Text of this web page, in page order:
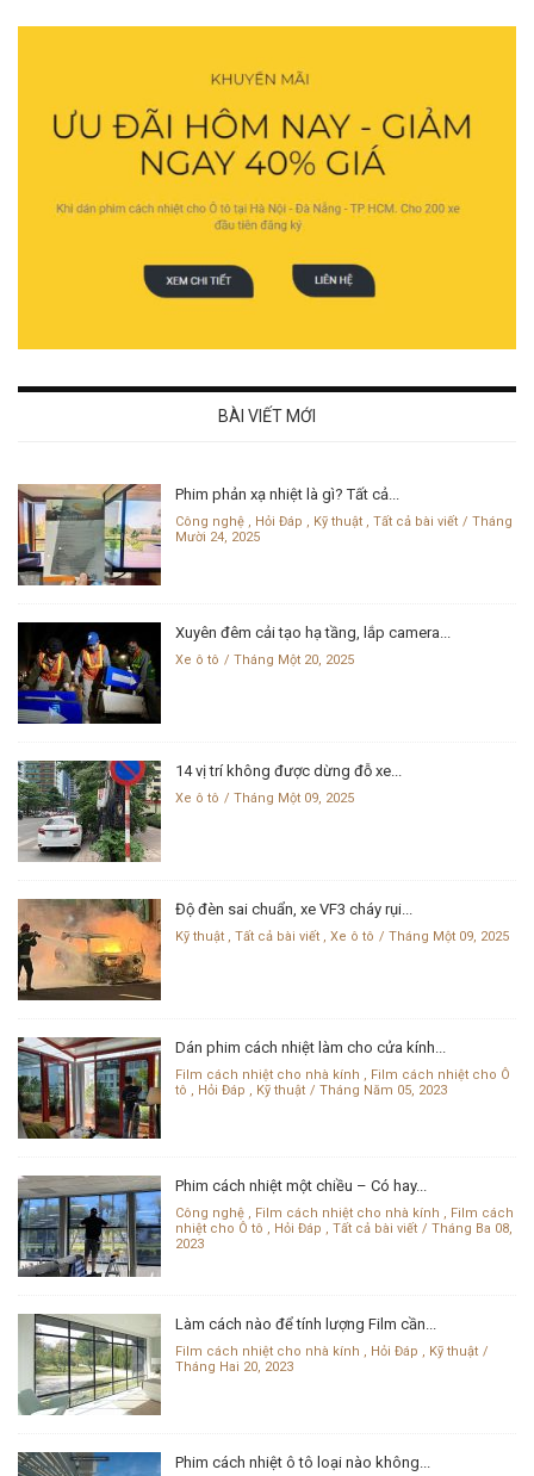
BÀI VIẾT MỚI
Phim phản xạ nhiệt là gì? Tất cả...
Công nghệ Hỏi Đáp Kỹ thuật Tất cả bài viết
Tháng
Mười 24, 2025
Xuyên đêm cải tạo hạ tầng, lắp camera...
Xe ô tô Tháng Một 20, 2025
14 vị trí không được dừng đỗ xe...
Xe ô tô Tháng Một 09, 2025
Độ đèn sai chuẩn, xe VF3 cháy rụi...
Kỹ thuật Tất cả bài viết Xe ô tô Tháng Một 09, 2025
Dán phim cách nhiệt làm cho cửa kính...
Film cách nhiệt cho nhà kính
Film cách nhiệt cho Ô
tô
Hỏi Đáp Kỹ thuật Tháng Năm 05, 2023
Phim cách nhiệt một chiều – Có hay...
Công nghệ Film cách nhiệt cho nhà kính
Film cách
nhiệt cho Ô tô
Hỏi Đáp Tất cả bài viết
Tháng Ba 08,
2023
Làm cách nào để tính lượng Film cần...
Film cách nhiệt cho nhà kính Hỏi Đáp
Kỹ thuật
Tháng Hai 20, 2023
Phim cách nhiệt ô tô loại nào không...